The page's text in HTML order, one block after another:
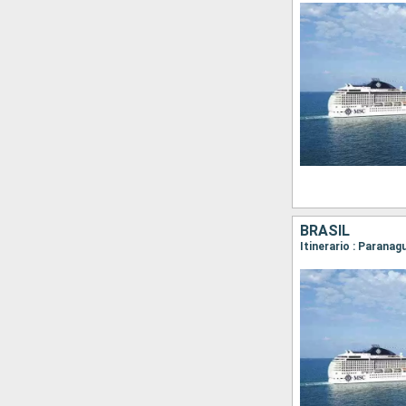
BRASIL
Itinerario :